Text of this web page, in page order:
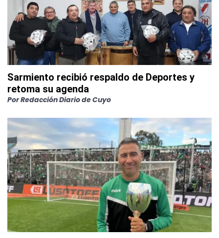
Sarmiento recibió respaldo de Deportes y
retoma su agenda
PorRedacción Diario de Cuyo